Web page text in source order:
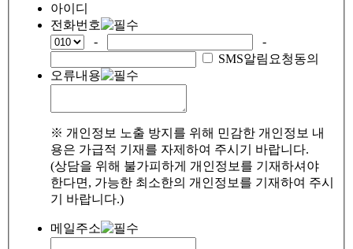
아이디
전화번호
-
-
SMS알림요청동의
오류내용
※ 개인정보 노출 방지를 위해 민감한 개인정보 내
용은 가급적 기재를 자제하여 주시기 바랍니다.
(상담을 위해 불가피하게 개인정보를 기재하셔야
한다면, 가능한 최소한의 개인정보를 기재하여 주시
기 바랍니다.)
메일주소